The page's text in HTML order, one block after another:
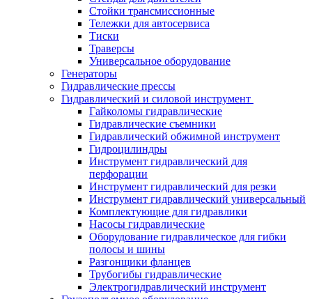
Стойки трансмиссионные
Тележки для автосервиса
Тиски
Траверсы
Универсальное оборудование
Генераторы
Гидравлические прессы
Гидравлический и силовой инструмент
Гайколомы гидравлические
Гидравлические съемники
Гидравлический обжимной инструмент
Гидроцилиндры
Инструмент гидравлический для
перфорации
Инструмент гидравлический для резки
Инструмент гидравлический универсальный
Комплектующие для гидравлики
Насосы гидравлические
Оборудование гидравлическое для гибки
полосы и шины
Разгонщики фланцев
Трубогибы гидравлические
Электрогидравлический инструмент